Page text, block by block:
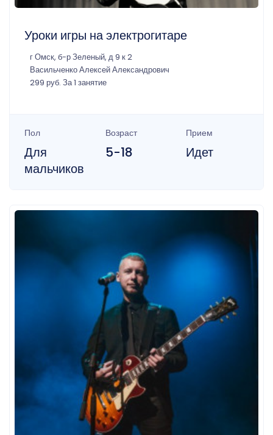
Уроки игры на электрогитаре
г Омск, б-р Зеленый, д 9 к 2
Васильченко Алексей Александрович
299 руб. За 1 занятие
Пол
Для
мальчиков
Возраст
5-18
Прием
Идет